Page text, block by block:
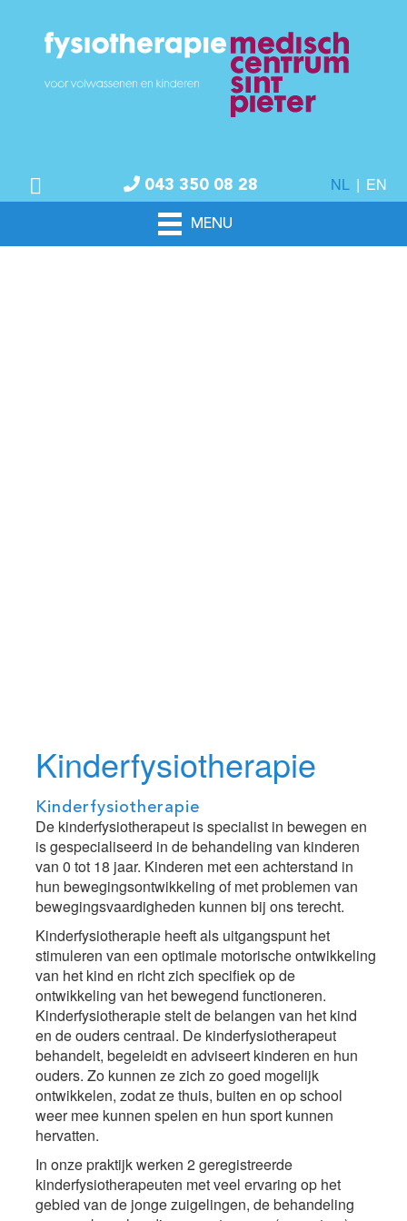
EN
|
NL
043 350 08 28
MENU
Kinderfysiotherapie
Kinderfysiotherapie
De kinderfysiotherapeut is specialist in bewegen en
is gespecialiseerd in de behandeling van kinderen
van 0 tot 18 jaar. Kinderen met een achterstand in
hun bewegingsontwikkeling of met problemen van
bewegingsvaardigheden kunnen bij ons terecht.
Kinderfysiotherapie heeft als uitgangspunt het
stimuleren van een optimale motorische ontwikkeling
van het kind en richt zich specifiek op de
ontwikkeling van het bewegend functioneren.
Kinderfysiotherapie stelt de belangen van het kind
en de ouders centraal. De kinderfysiotherapeut
behandelt, begeleidt en adviseert kinderen en hun
ouders. Zo kunnen ze zich zo goed mogelijk
ontwikkelen, zodat ze thuis, buiten en op school
weer mee kunnen spelen en hun sport kunnen
hervatten.
In onze praktijk werken 2 geregistreerde
kinderfysiotherapeuten met veel ervaring op het
gebied van de jonge zuigelingen, de behandeling